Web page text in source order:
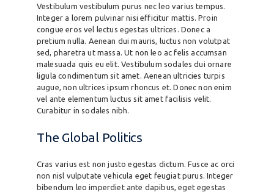
Vestibulum vestibulum purus nec leo varius tempus.
Integer a lorem pulvinar nisi efficitur mattis. Proin
congue eros vel lectus egestas ultrices. Donec a
pretium nulla. Aenean dui mauris, luctus non volutpat
sed, pharetra ut massa. Ut non leo ac felis accumsan
malesuada quis eu elit. Vestibulum sodales dui ornare
ligula condimentum sit amet. Aenean ultricies turpis
augue, non ultrices ipsum rhoncus et. Donec non enim
vel ante elementum luctus sit amet facilisis velit.
Curabitur in sodales nibh.
The Global Politics
Cras varius est non justo egestas dictum. Fusce ac orci
non nisl vulputate vehicula eget feugiat purus. Integer
bibendum leo imperdiet ante dapibus, eget egestas